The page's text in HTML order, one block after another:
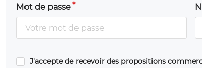
Mot de passe
J'accepte de recevoir des propositions